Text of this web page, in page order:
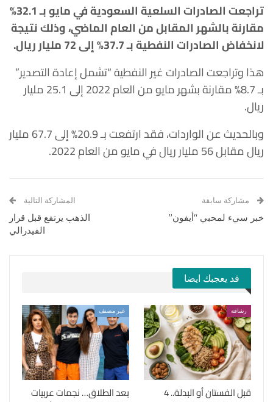
تراجعت الصادرات السلعية السعودية في مايو بـ 32.1%
مقارنة بالشهر المقابل من العام الماضي، وذلك نتيجة
لانخفاض الصادرات النفطية بـ 37.7% إلى 72 مليار ريال.
هذا وتراجعت الصادرات غير النفطية “تشمل إعادة التصدير”
بـ 8.7% مقارنة بشهر مايو من العام 2022 إلى 25.1 مليار
ريال.
وبالحديث عن الواردات، فقد ارتفعت بـ 20.9% إلى 67.7 مليار
ريال مقابل 56 مليار ريال في مايو من العام 2022.
مشاركة سابقة
خبر سيء لمحبي “أيفون”
المشاركة التالية
الذهب يرتفع قبل قرار
الفيدرالي
قد يعجبك ايضا
رشاقة
قبل الفستان أو البدلة.. 4
غير مصنف
بعد الطلاق… نجمات عربيات